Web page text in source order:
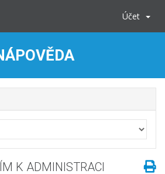
Účet
K ADMINISTRACI